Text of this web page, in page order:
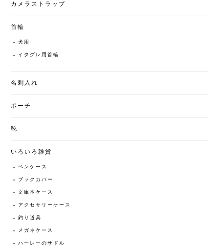
カメラストラップ
首輪
犬用
イタグレ用首輪
名刺入れ
ポーチ
靴
いろいろ雑貨
ペンケース
ブックカバー
文庫本ケース
アクセサリーケース
釣り道具
メガネケース
ハーレーのサドル